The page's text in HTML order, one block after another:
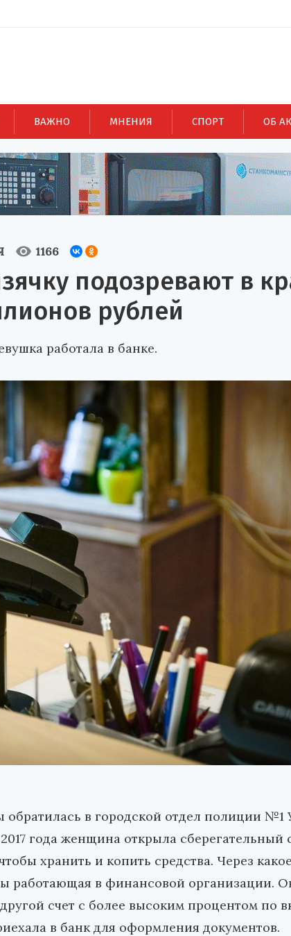
ВАЖНО МНЕНИЯ СПОРТ ОБ
1166
подозревают в
рублей
работала в банке.
обратилась в городской отдел полиции
года женщина открыла сберегательный
хранить и копить средства. Через
работающая в финансовой организации.
счет с более высоким процентом по
в банк для оформления документов.